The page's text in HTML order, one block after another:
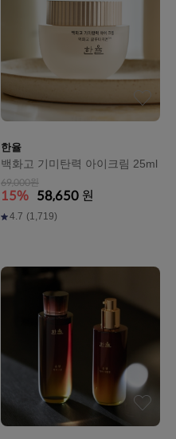
한율
백화고 기미탄력 아이크림 25ml
69,000원
15% 58,650 원
4.7 (1,719)